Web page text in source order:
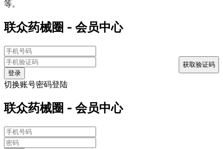
等。
联众药械圈 - 会员中心
登录
切换账号密码登陆
联众药械圈 - 会员中心